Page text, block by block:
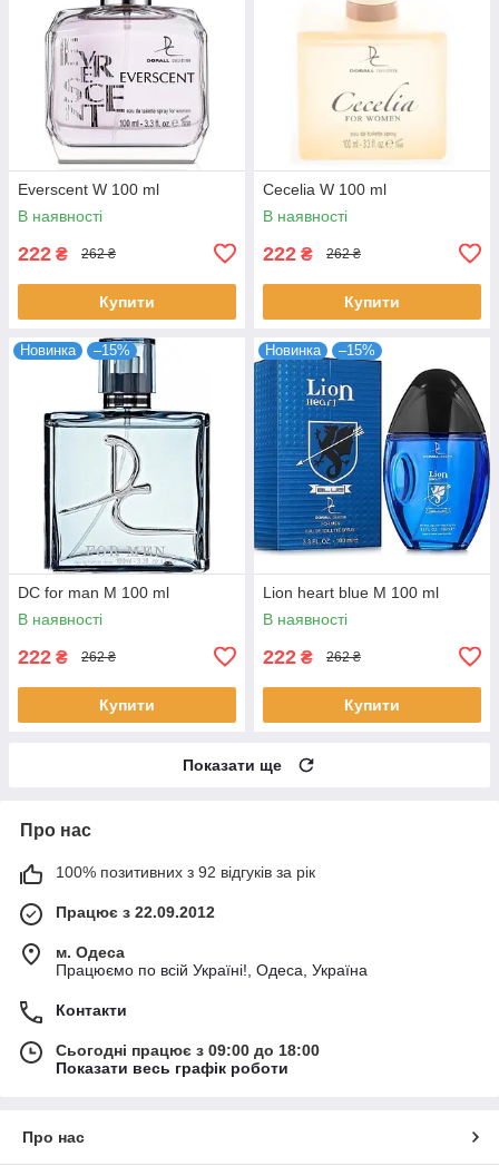
Everscent W 100 ml
В наявності
222 ₴ 262 ₴
Купити
Cecelia W 100 ml
В наявності
222 ₴ 262 ₴
Купити
Новинка –15%
DC for man M 100 ml
В наявності
222 ₴ 262 ₴
Купити
Новинка –15%
Lion heart blue M 100 ml
В наявності
222 ₴ 262 ₴
Купити
Показати ще
Про нас
100% позитивних з 92 відгуків за рік
Працює з 22.09.2012
м. Одеса
Працюємо по всій Україні!, Одеса, Україна
Контакти
Сьогодні працює з 09:00 до 18:00
Показати весь графік роботи
Про нас